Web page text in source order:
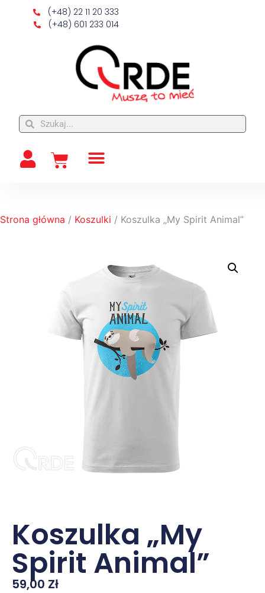
(+48) 22 11 20 333
(+48) 601 233 014
Strona główna / Koszulki / Koszulka „My Spirit Animal”
Koszulka „My
Spirit Animal”
59,00 Zł